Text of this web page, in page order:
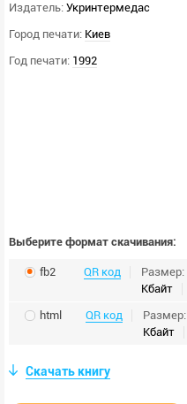
Издатель: Укринтермедас
Город печати: Киев
Год печати: 1992
Выберите формат скачивания:
fb2 QR код Размер:
Кбайт
html QR код Размер:
Кбайт
Скачать книгу